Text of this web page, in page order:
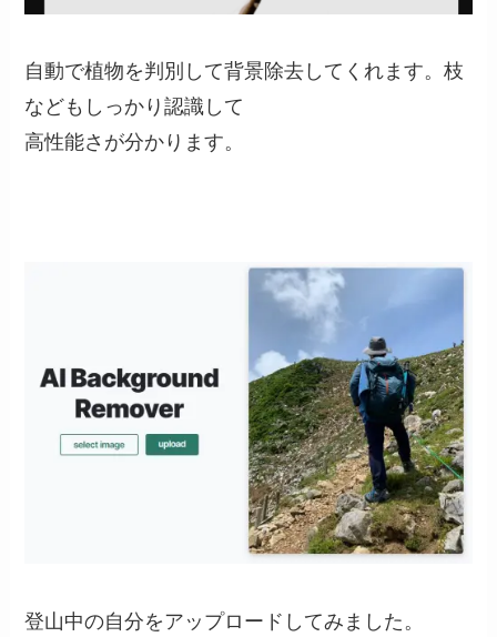
自動で植物を判別して背景除去してくれます。枝
などもしっかり認識して
高性能さが分かります。
登山中の自分をアップロードしてみました。